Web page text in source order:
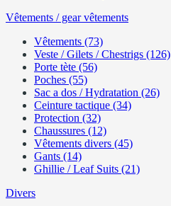
Vêtements / gear vêtements
Vêtements (73)
Veste / Gilets / Chestrigs (126)
Porte tète (56)
Poches (55)
Sac a dos / Hydratation (26)
Ceinture tactique (34)
Protection (32)
Chaussures (12)
Vêtements divers (45)
Gants (14)
Ghillie / Leaf Suits (21)
Divers